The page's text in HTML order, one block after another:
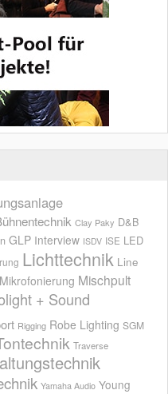
Clay Paky D&B
GLP Interview ISDV ISE LED
Lichttechnik Line
Mikrofonierung Mischpult
+ Sound
Rigging Robe Lighting SGM
Traverse
Yamaha Audio Young